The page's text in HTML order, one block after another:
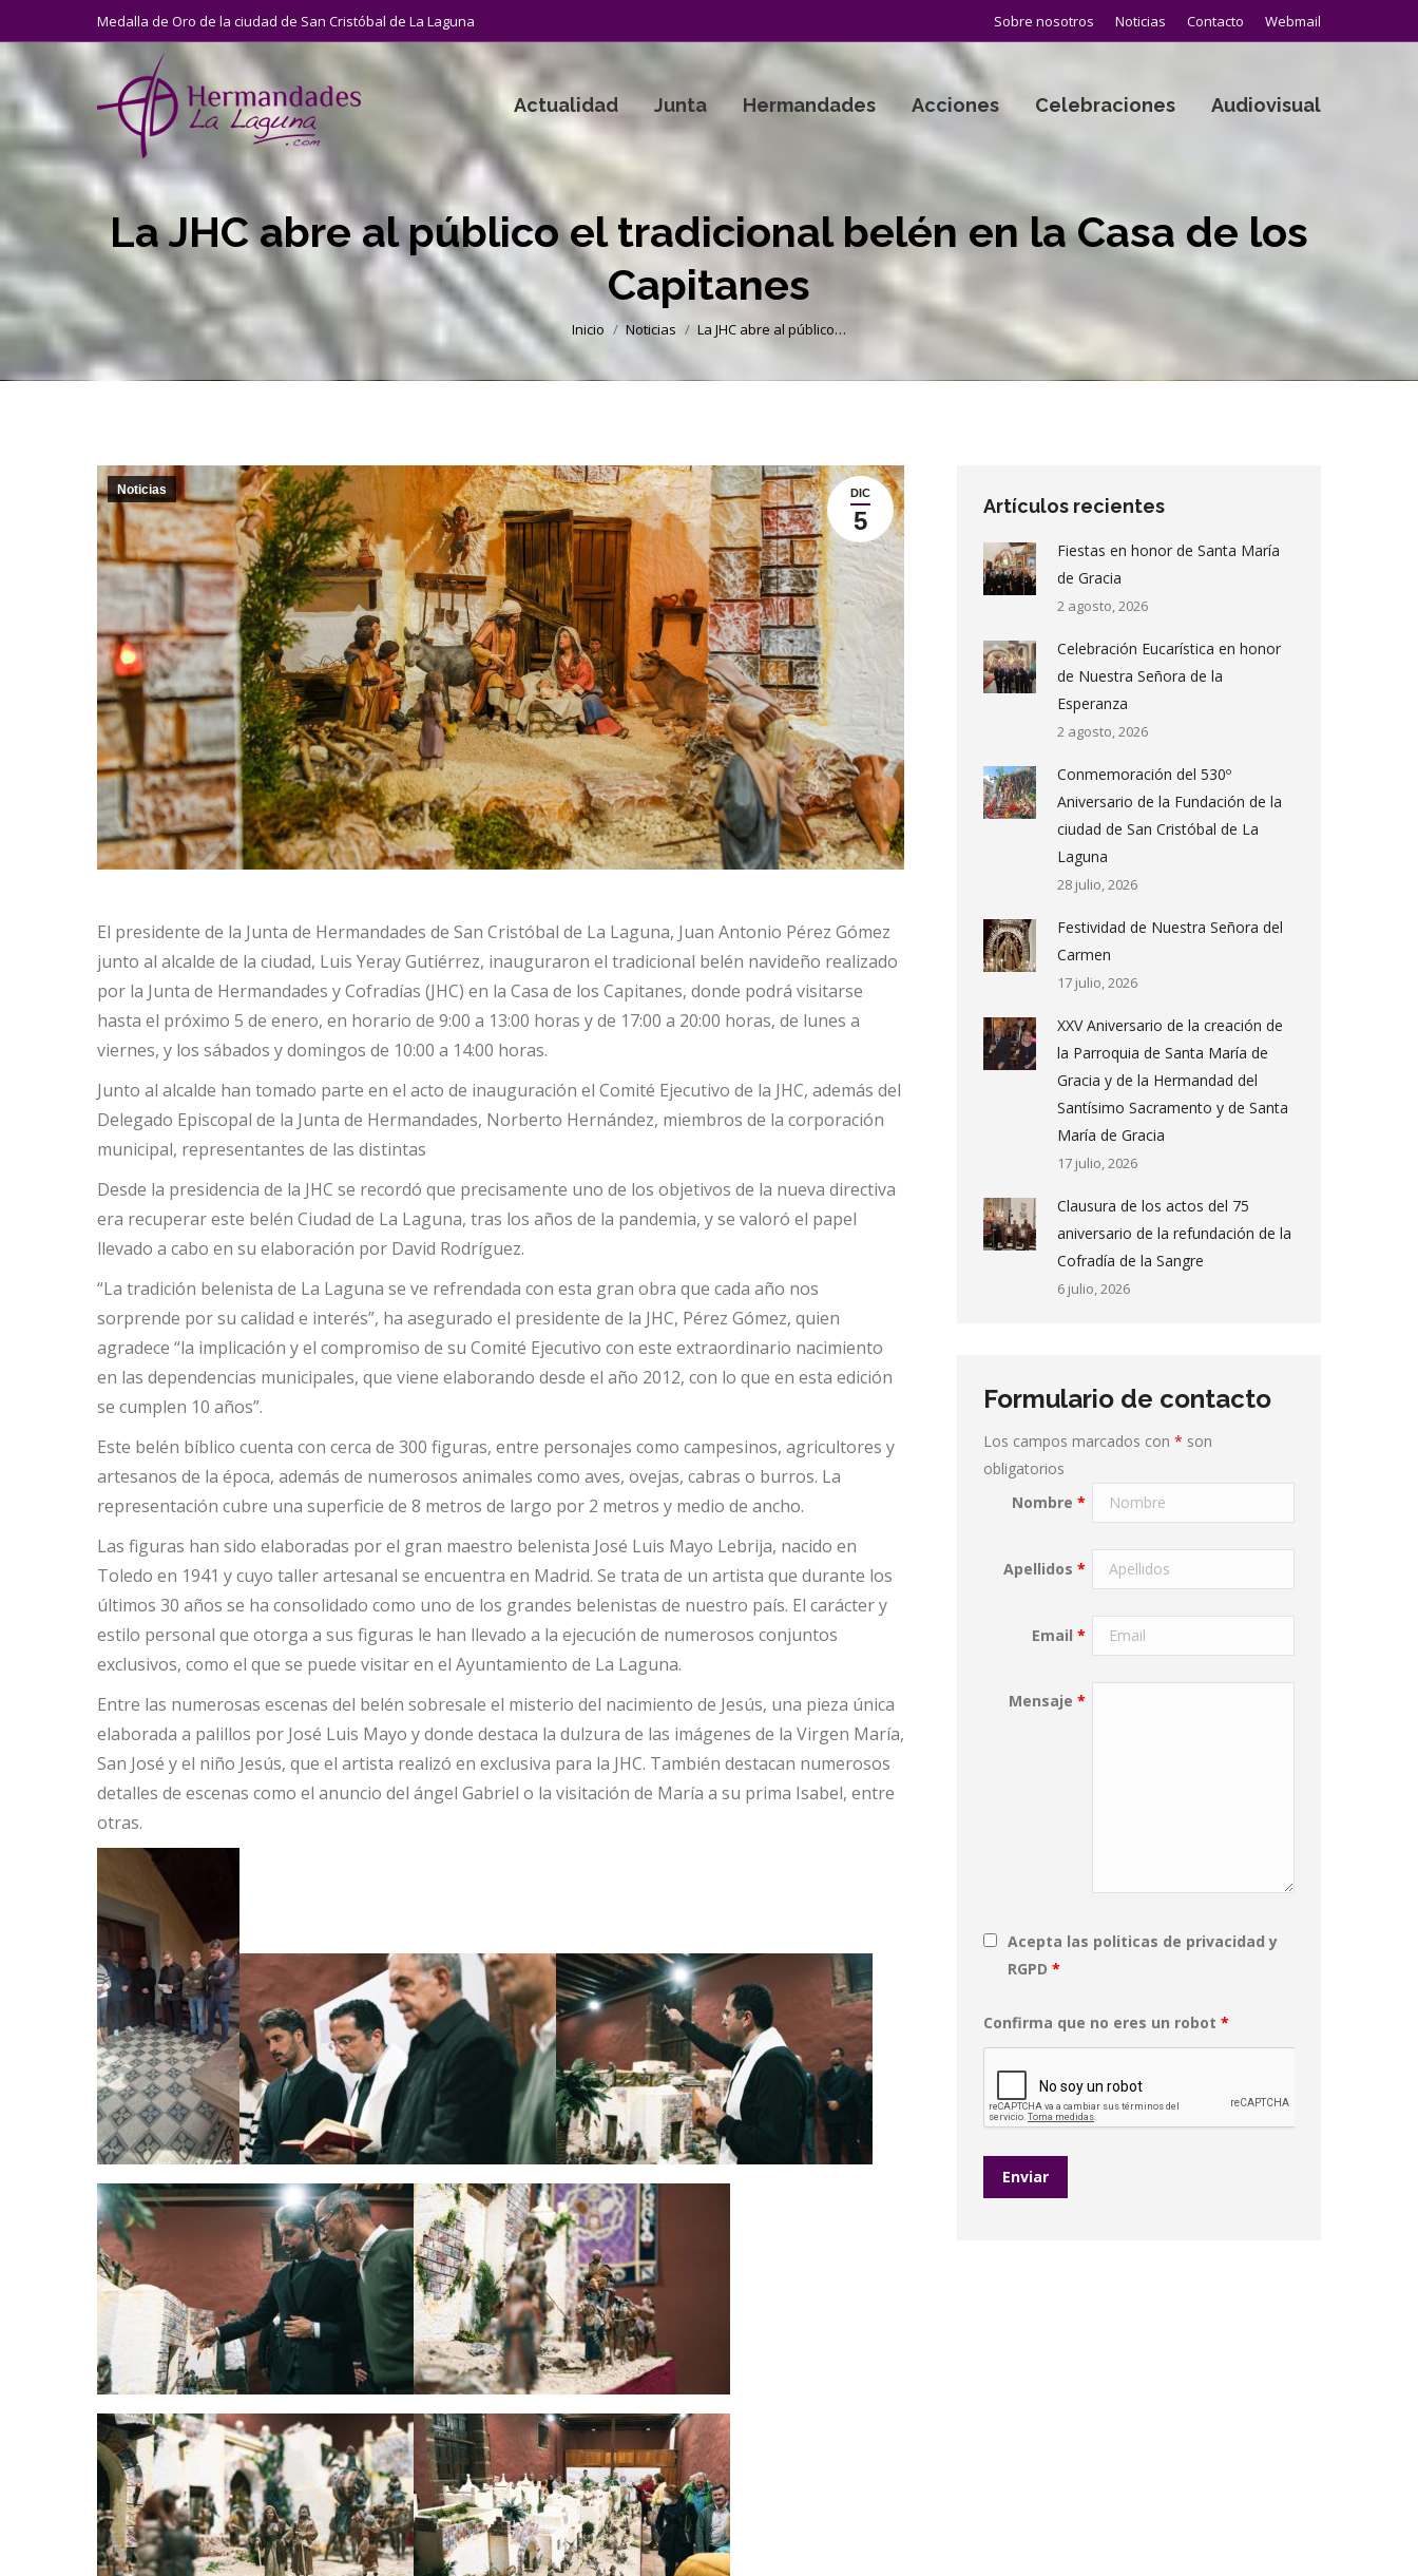
Medalla de Oro de la ciudad de San Cristóbal de La Laguna Sobre nosotros Noticias Contacto Webmail
Actualidad Junta Hermandades Acciones Celebraciones Audiovisual
La JHC abre al público el tradicional belén en la Casa de los
Capitanes
Estás aquí:
Inicio Noticias La JHC abre al público…
DIC
5
Noticias
El presidente de la Junta de Hermandades de San Cristóbal de La Laguna, Juan Antonio Pérez Gómez
junto al alcalde de la ciudad, Luis Yeray Gutiérrez, inauguraron el tradicional belén navideño realizado
por la Junta de Hermandades y Cofradías (JHC) en la Casa de los Capitanes, donde podrá visitarse
hasta el próximo 5 de enero, en horario de 9:00 a 13:00 horas y de 17:00 a 20:00 horas, de lunes a
viernes, y los sábados y domingos de 10:00 a 14:00 horas.
Junto al alcalde han tomado parte en el acto de inauguración el Comité Ejecutivo de la JHC, además del
Delegado Episcopal de la Junta de Hermandades, Norberto Hernández, miembros de la corporación
municipal, representantes de las distintas
Desde la presidencia de la JHC se recordó que precisamente uno de los objetivos de la nueva directiva
era recuperar este belén Ciudad de La Laguna, tras los años de la pandemia, y se valoró el papel
llevado a cabo en su elaboración por David Rodríguez.
“La tradición belenista de La Laguna se ve refrendada con esta gran obra que cada año nos
sorprende por su calidad e interés”, ha asegurado el presidente de la JHC, Pérez Gómez, quien
agradece “la implicación y el compromiso de su Comité Ejecutivo con este extraordinario nacimiento
en las dependencias municipales, que viene elaborando desde el año 2012, con lo que en esta edición
se cumplen 10 años”.
Este belén bíblico cuenta con cerca de 300 figuras, entre personajes como campesinos, agricultores y
artesanos de la época, además de numerosos animales como aves, ovejas, cabras o burros. La
representación cubre una superficie de 8 metros de largo por 2 metros y medio de ancho.
Las figuras han sido elaboradas por el gran maestro belenista José Luis Mayo Lebrija, nacido en
Toledo en 1941 y cuyo taller artesanal se encuentra en Madrid. Se trata de un artista que durante los
últimos 30 años se ha consolidado como uno de los grandes belenistas de nuestro país. El carácter y
estilo personal que otorga a sus figuras le han llevado a la ejecución de numerosos conjuntos
exclusivos, como el que se puede visitar en el Ayuntamiento de La Laguna.
Entre las numerosas escenas del belén sobresale el misterio del nacimiento de Jesús, una pieza única
elaborada a palillos por José Luis Mayo y donde destaca la dulzura de las imágenes de la Virgen María,
San José y el niño Jesús, que el artista realizó en exclusiva para la JHC. También destacan numerosos
detalles de escenas como el anuncio del ángel Gabriel o la visitación de María a su prima Isabel, entre
otras.
Artículos recientes
Fiestas en honor de Santa María
de Gracia
2 agosto, 2026
Celebración Eucarística en honor
de Nuestra Señora de la
Esperanza
2 agosto, 2026
Conmemoración del 530º
Aniversario de la Fundación de la
ciudad de San Cristóbal de La
Laguna
28 julio, 2026
Festividad de Nuestra Señora del
Carmen
17 julio, 2026
XXV Aniversario de la creación de
la Parroquia de Santa María de
Gracia y de la Hermandad del
Santísimo Sacramento y de Santa
María de Gracia
17 julio, 2026
Clausura de los actos del 75
aniversario de la refundación de la
Cofradía de la Sangre
6 julio, 2026
Formulario de contacto
Los campos marcados con * son
obligatorios
Nombre*
Apellidos*
Email*
Mensaje*
Acepta las politicas de privacidad y
RGPD *
Confirma que no eres un robot *